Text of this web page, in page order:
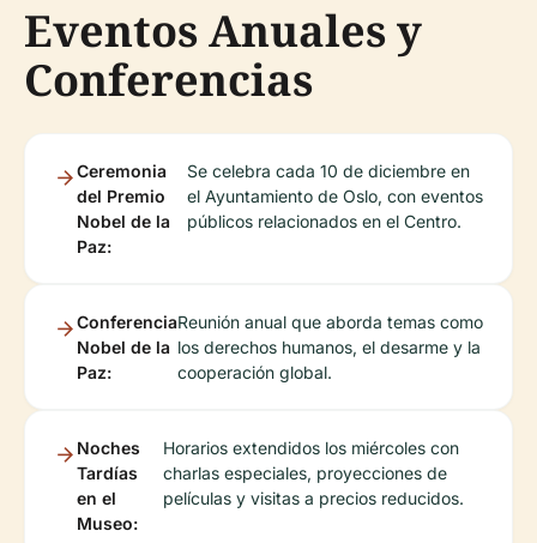
Eventos Anuales y
Conferencias
Ceremonia
del Premio
Nobel de la
Paz:
Se celebra cada 10 de diciembre en
el Ayuntamiento de Oslo, con eventos
públicos relacionados en el Centro.
Conferencia
Nobel de la
Paz:
Reunión anual que aborda temas como
los derechos humanos, el desarme y la
cooperación global.
Noches
Tardías
en el
Museo:
Horarios extendidos los miércoles con
charlas especiales, proyecciones de
películas y visitas a precios reducidos.